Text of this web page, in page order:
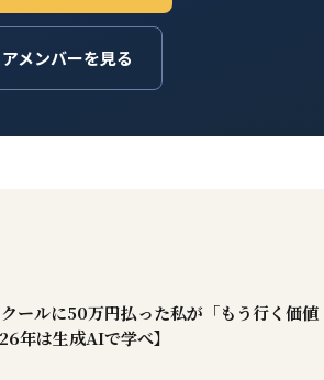
メンバーを見る
ールに50万円払った私が「もう行く価値
年は生成AIで学べ】